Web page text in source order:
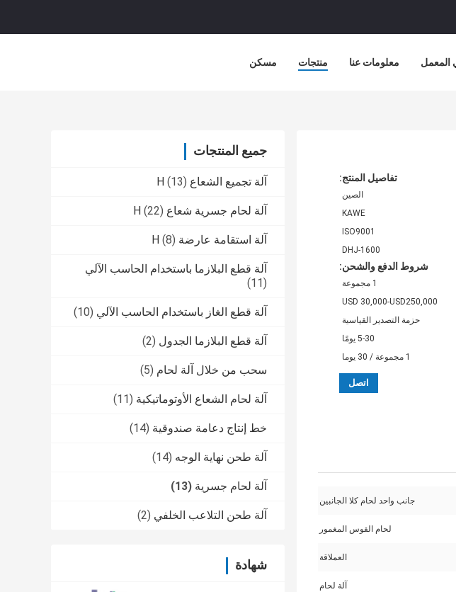
مسكن منتجات معلومات عنا المعمل
جميع المنتجات
آلة تجميع الشعاع H (13)
آلة لحام جسرية شعاع H (22)
آلة استقامة عارضة H (8)
آلة قطع البلازما باستخدام الحاسب الآلي
(11)
آلة قطع الغاز باستخدام الحاسب الآلي (10)
آلة قطع البلازما الجدول (2)
سحب من خلال آلة لحام (5)
آلة لحام الشعاع الأوتوماتيكية (11)
خط إنتاج دعامة صندوقية (14)
آلة طحن نهاية الوجه (14)
آلة لحام جسرية (13)
آلة طحن التلاعب الخلفي (2)
شهادة
تفاصيل المنتج:
الصين
KAWE
ISO9001
DHJ-1600
شروط الدفع والشحن:
1 مجموعة
USD 30,000-USD250,000
حزمة التصدير القياسية
5-30 يومًا
1 مجموعة / 30 يوما
اتصل
جانب واحد لحام كلا الجانبين
لحام القوس المغمور
العملاقة
آلة لحام